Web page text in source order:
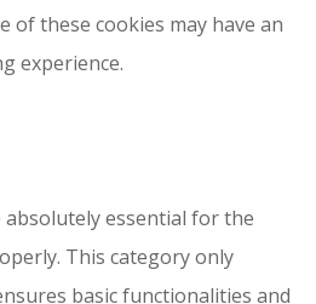
of these cookies may have an
experience.
absolutely essential for the
This category only
basic functionalities and